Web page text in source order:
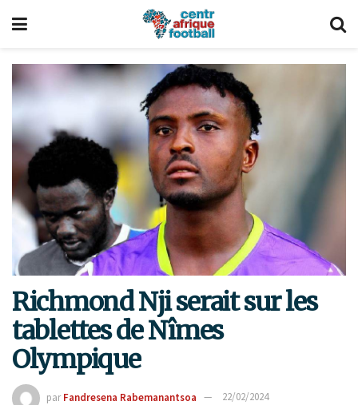
Richmond Nji serait sur les
tablettes de Nîmes
Olympique
par Fandresena Rabemanantsoa 22/02/2024